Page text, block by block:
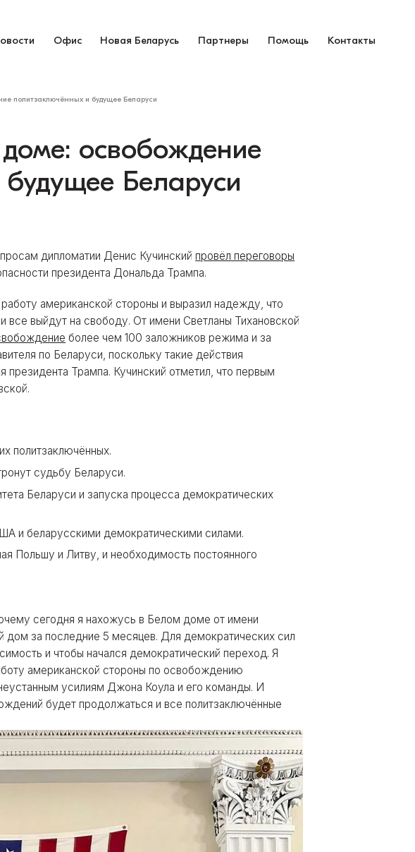
Офис Новая Беларусь Партнеры Помощь Контакты
политзаключённых и будущее Беларуси
освобождение
Беларуси
дипломатии Денис Кучинскийпровёл переговоры
президента Дональда Трампа.
американской стороны и выразил надежду, что
выйдут на свободу. От имени Светланы Тихановской
более чем 100 заложников режима и за
по Беларуси, поскольку такие действия
президента Трампа. Кучинский отметил, что первым
политзаключённых.
судьбу Беларуси.
Беларуси и запуска процесса демократических
и беларусскими демократическими силами.
Польшу и Литву, и необходимость постоянного
сегодня я нахожусь в Белом доме от имени
дом за последние 5 месяцев. Для демократических сил
и чтобы начался демократический переход. Я
американской стороны по освобождению
усилиям Джона Коула и его команды. И
будет продолжаться и все политзаключённые